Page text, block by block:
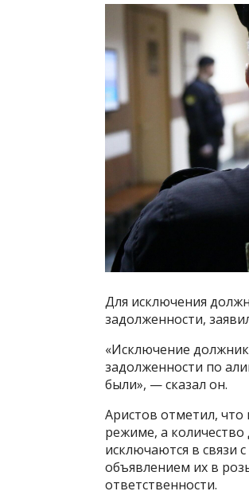
Для исключения
задолженности,
«Исключение
задолженности по
были», — сказал он.
Аристов отметил, что
режиме, а
исключаются в связи
объявлением их в
ответственности.